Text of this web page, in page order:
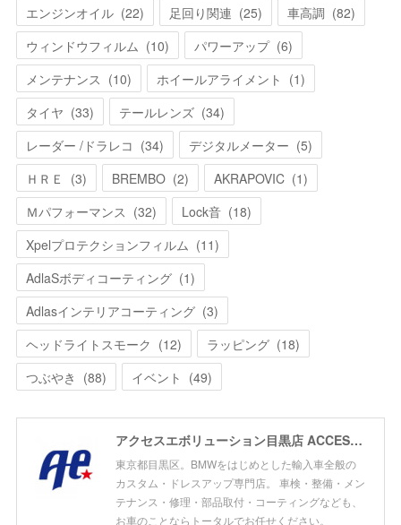
エンジンオイル (22) 足回り関連 (25) 車高調 (82)
ウィンドウフィルム (10) パワーアップ (6)
メンテナンス (10) ホイールアライメント (1)
タイヤ (33) テールレンズ (34)
レーダー /ドラレコ (34) デジタルメーター (5)
ＨＲＥ
(3) BREMBO (2) AKRAPOVIC (1)
Ｍパフォーマンス (32) Lock音 (18)
Xpelプロテクションフィルム (11)
AdlaSボディコーティング (1)
Adlasインテリアコーティング (3)
ヘッドライトスモーク (12) ラッピング (18)
つぶやき (88) イベント (49)
アクセスエボリューション目黒店 ACCESS EVOLUTION MEGURO
東京都目黒区。BMWをはじめとした輸入車全般の
カスタム・ドレスアップ専門店。 車検・整備・メン
テナンス・修理・部品取付・コーティングなども、
お車のことならトータルでお任せください。